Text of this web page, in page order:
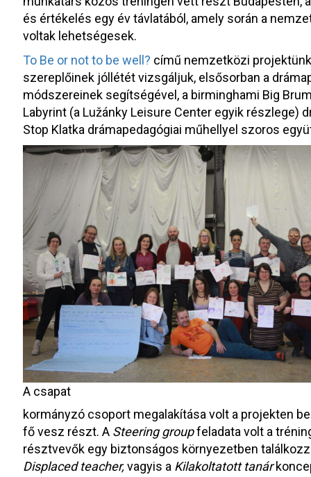
és értékelés egy év távlatából, amely során a
voltak lehetségesek.
To Be or not to be well? című nemzetközi
szereplőinek jóllétét vizsgáljuk, elsősorban a
módszereinek segítségével, a birminghami Big
Labyrint (a Lužánky Leisure Center egyik részlege)
Stop Klatka drámapedagógiai műhellyel szoros
A csapat
kormányzó csoport megalakítása volt a projekten
fő vesz részt. A Steering groupfeladata volt a
résztvevők egy biztonságos környezetben
Displaced teacher,vagyis a Kilakoltatott tanár